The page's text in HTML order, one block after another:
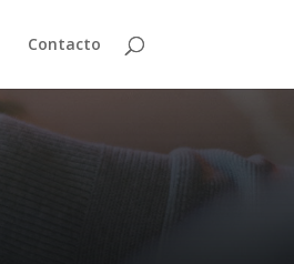
Contacto